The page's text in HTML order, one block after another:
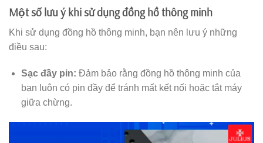
Một số lưu ý khi sử dụng đồng hồ thông minh
Khi sử dụng đồng hồ thông minh, bạn nên lưu ý những
điều sau:
Sạc đầy pin: Đảm bảo rằng đồng hồ thông minh của
bạn luôn có pin đầy để tránh mất kết nối hoặc tắt máy
giữa chừng.